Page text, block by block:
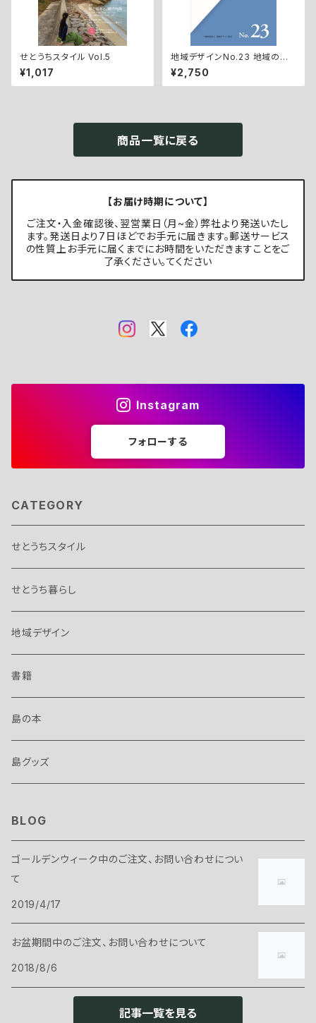
せとうちスタイル Vol.5
¥1,017
地域デザインNo.23 地域のた
めの政策と戦略
¥2,750
商品一覧に戻る
【お届け時期について】
ご注文・入金確認後、翌営業日（月~金）弊社より発送いたし
ます。発送日より7日ほどでお手元に届きます。郵送サービス
の性質上お手元に届くまでにお時間をいただきますことをご
了承ください。てください
Instagram
フォローする
CATEGORY
せとうちスタイル
せとうち暮らし
地域デザイン
書籍
島の本
島グッズ
BLOG
ゴールデンウィーク中のご注文、お問い合わせについ
て
2019/4/17
お盆期間中のご注文、お問い合わせについて
2018/8/6
記事一覧を見る